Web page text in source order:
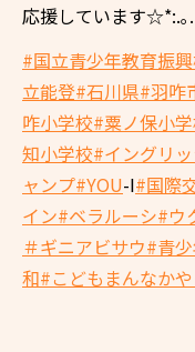
応援しています
#国立青少年教育振
立能登#石川県#羽咋
咋小学校#粟ノ保小
知小学校#イングリ
ャンプ#YOU-I#国際
イン#ベラルーシ#ウ
＃ギニアビサウ#青
和#こどもまんなか